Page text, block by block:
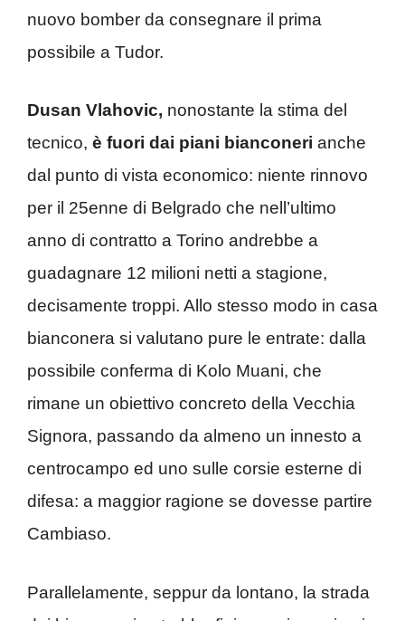
nuovo bomber da consegnare il prima
possibile a Tudor.
Dusan Vlahovic, nonostante la stima del
tecnico, è fuori dai piani bianconeri anche
dal punto di vista economico: niente rinnovo
per il 25enne di Belgrado che nell’ultimo
anno di contratto a Torino andrebbe a
guadagnare 12 milioni netti a stagione,
decisamente troppi. Allo stesso modo in casa
bianconera si valutano pure le entrate: dalla
possibile conferma di Kolo Muani, che
rimane un obiettivo concreto della Vecchia
Signora, passando da almeno un innesto a
centrocampo ed uno sulle corsie esterne di
difesa: a maggior ragione se dovesse partire
Cambiaso.
Parallelamente, seppur da lontano, la strada